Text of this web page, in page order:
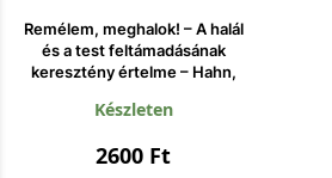
Remélem, meghalok! – A halál
és a test feltámadásának
keresztény értelme – Hahn,
Készleten
2600 Ft